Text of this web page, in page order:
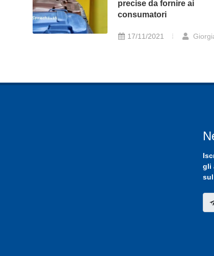
precise da fornire ai
consumatori
17/11/2021
gli